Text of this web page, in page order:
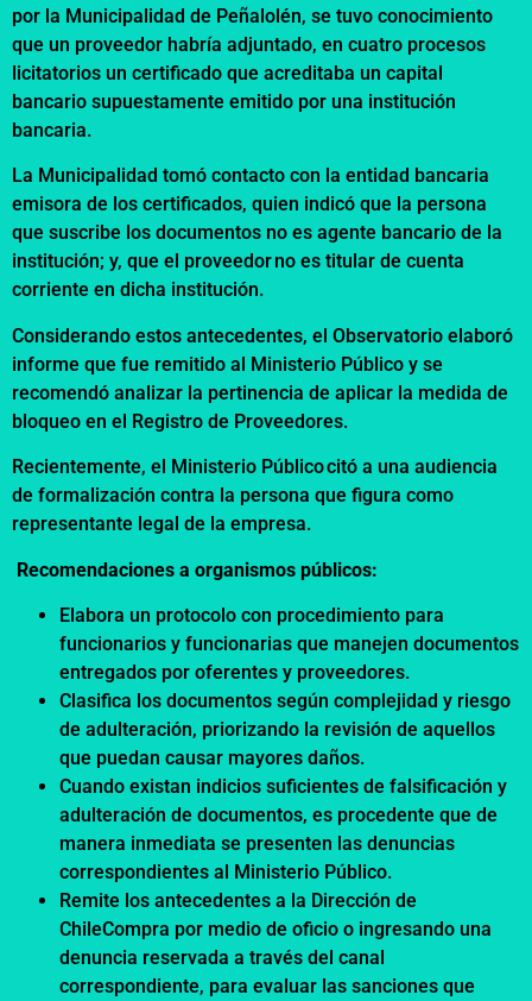
por la Municipalidad de Peñalolén, se tuvo conocimiento
que un proveedor habría adjuntado, en cuatro procesos
licitatorios un certificado que acreditaba un capital
bancario supuestamente emitido por una institución
bancaria.
La Municipalidad tomó contacto con la entidad bancaria
emisora de los certificados, quien indicó que la persona
que suscribe los documentos no es agente bancario de la
institución; y, que el proveedor no es titular de cuenta
corriente en dicha institución.
Considerando estos antecedentes, el Observatorio elaboró
informe que fue remitido al Ministerio Público y se
recomendó analizar la pertinencia de aplicar la medida de
bloqueo en el Registro de Proveedores.
Recientemente, el Ministerio Público citó a una audiencia
de formalización contra la persona que figura como
representante legal de la empresa.
Recomendaciones a organismos públicos:
Elabora un protocolo con procedimiento para
funcionarios y funcionarias que manejen documentos
entregados por oferentes y proveedores.
Clasifica los documentos según complejidad y riesgo
de adulteración, priorizando la revisión de aquellos
que puedan causar mayores daños.
Cuando existan indicios suficientes de falsificación y
adulteración de documentos, es procedente que de
manera inmediata se presenten las denuncias
correspondientes al Ministerio Público.
Remite los antecedentes a la Dirección de
ChileCompra por medio de oficio o ingresando una
denuncia reservada a través del canal
correspondiente, para evaluar las sanciones que